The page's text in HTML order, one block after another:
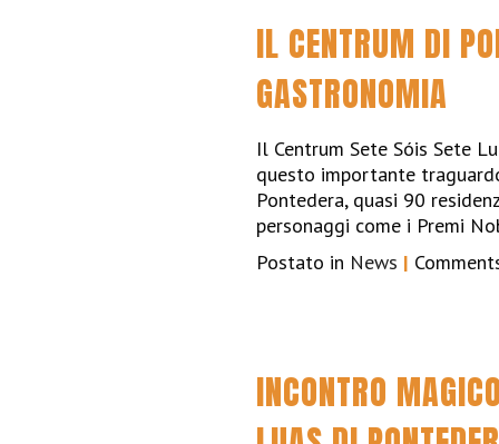
IL CENTRUM DI
GASTRONOMIA
Il Centrum Sete Sóis Sete
questo importante
Pontedera, quasi 90
personaggi come i Premi
Postato in News |
INCONTRO